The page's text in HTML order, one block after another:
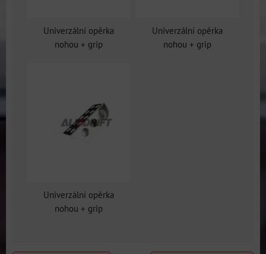
Univerzální opěrka
nohou + grip
Univerzální opěrka
nohou + grip
Univerzální opěrka
nohou + grip